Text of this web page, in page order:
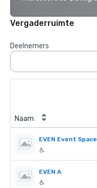
Vergaderruimte
Deelnemers
Naam
EVEN Event Space
EVEN A